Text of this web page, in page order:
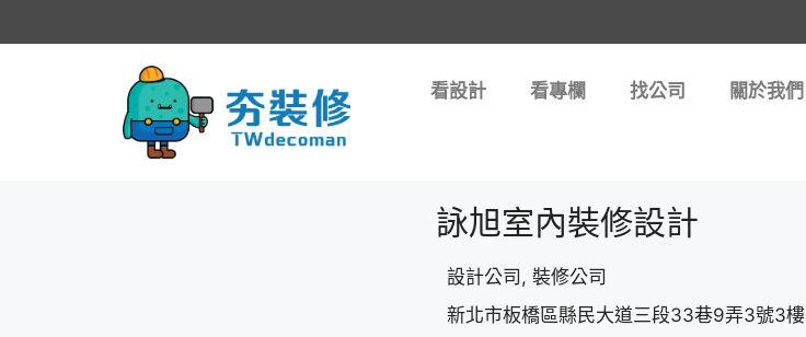
看設計 看專欄 找公司 關於我們
詠旭室內裝修設計
設計公司, 裝修公司
新北市板橋區縣民大道三段33巷9弄3號3樓